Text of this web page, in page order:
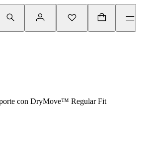
con DryMove™ Regular Fit